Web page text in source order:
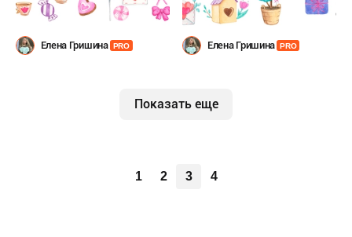
Елена Гришина PRO Елена Гришина PRO
Показать еще
1 2 3 4